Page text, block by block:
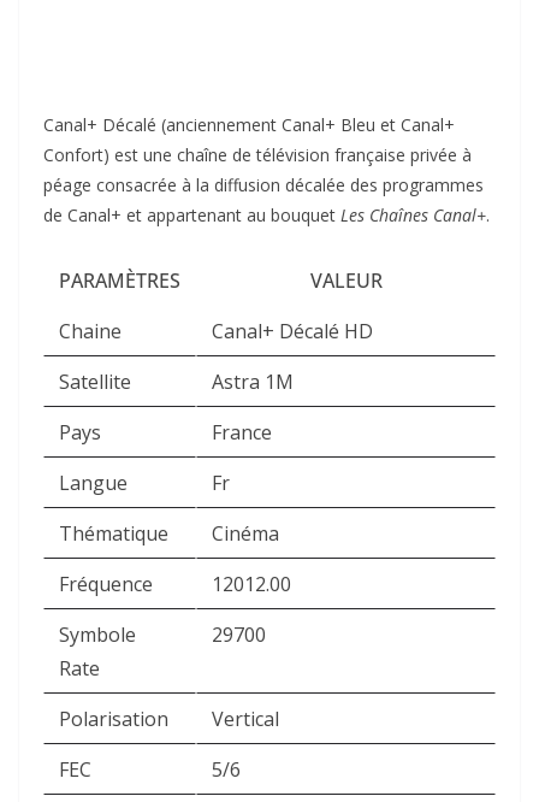
Canal+ Décalé (anciennement Canal+ Bleu et Canal+
Confort) est une chaîne de télévision française privée à
péage consacrée à la diffusion décalée des programmes
de Canal+ et appartenant au bouquet Les Chaînes Canal+.
PARAMÈTRES
VALEUR
Chaine
Canal+ Décalé HD
Satellite
Astra 1M
Pays
France
Langue
Fr
Thématique
Cinéma
Fréquence
12012.00
Symbole
Rate
29700
Polarisation
Vertical
FEC
5/6